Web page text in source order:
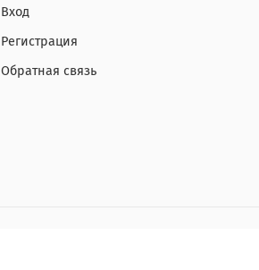
Вход
Регистрация
Обратная связь